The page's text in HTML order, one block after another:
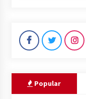
Popular